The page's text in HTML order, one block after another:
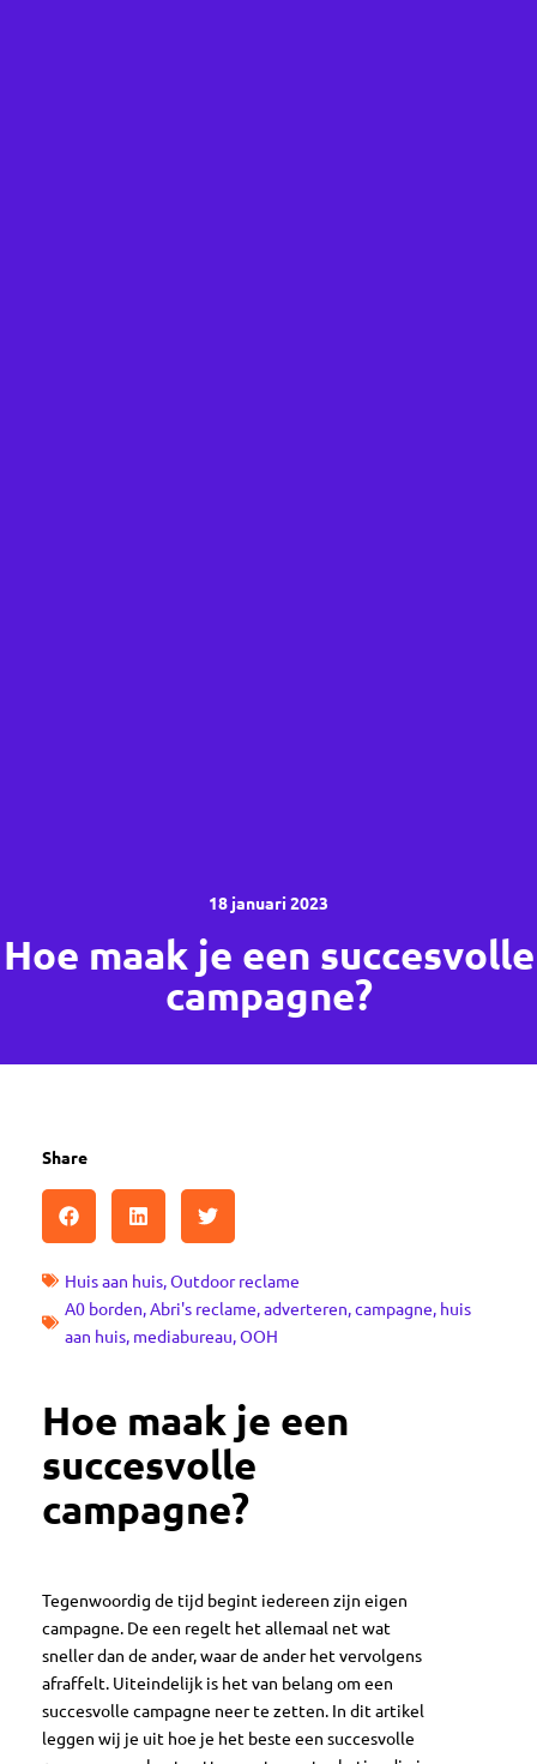
18 januari 2023
Hoe maak je een succesvolle
campagne?
Share
Huis aan huis,Outdoor reclame
A0 borden,Abri's reclame,adverteren,campagne, huis
aan huis, mediabureau,OOH
Hoe maak je een
succesvolle
campagne?
Tegenwoordig de tijd begint iedereen zijn eigen
campagne. De een regelt het allemaal net wat
sneller dan de ander, waar de ander het vervolgens
afraffelt. Uiteindelijk is het van belang om een
succesvolle campagne neer te zetten. In dit artikel
leggen wij je uit hoe je het beste een succesvolle